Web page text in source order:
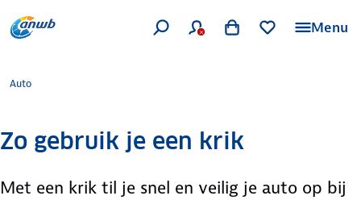
Menu
Auto
Zo gebruik je een krik
Met een krik til je snel en veilig je auto op bij